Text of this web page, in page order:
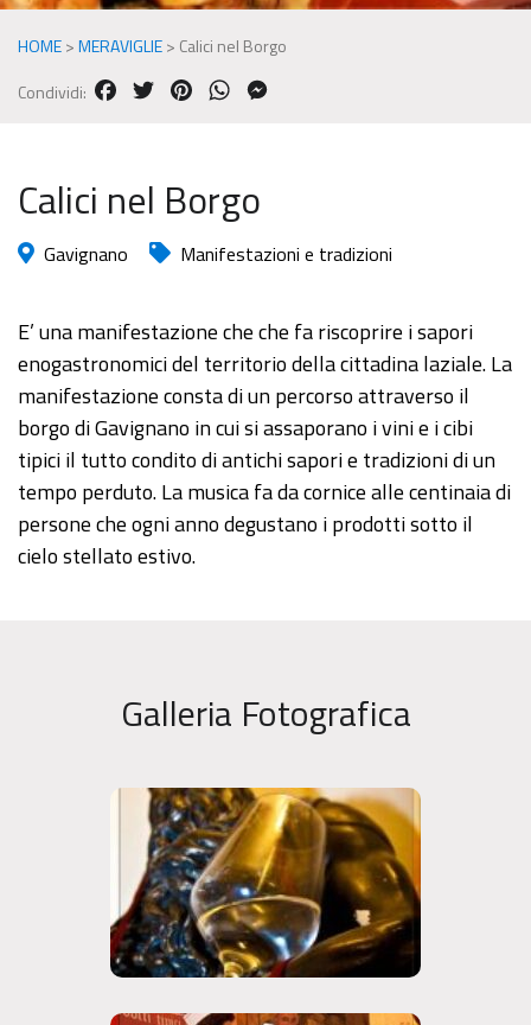
HOME>MERAVIGLIE> Calici nel Borgo
Condividi:
FACEBOOK
TWITTERPINTERESTWHATSAPP
Calici nel Borgo
Gavignano Manifestazioni e tradizioni
E’ una manifestazione che che fa riscoprire i sapori
enogastronomici del territorio della cittadina laziale. La
manifestazione consta di un percorso attraverso il
borgo di Gavignano in cui si assaporano i vini e i cibi
tipici il tutto condito di antichi sapori e tradizioni di un
tempo perduto. La musica fa da cornice alle centinaia di
persone che ogni anno degustano i prodotti sotto il
cielo stellato estivo.
Galleria Fotografica